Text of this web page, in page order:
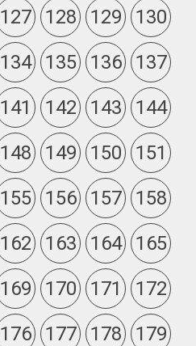
127 128 129
130
134 135 136
137
141 142 143
144
148 149 150
151
155 156 157
158
162 163 164
165
169 170 171
172
176 177 178
179